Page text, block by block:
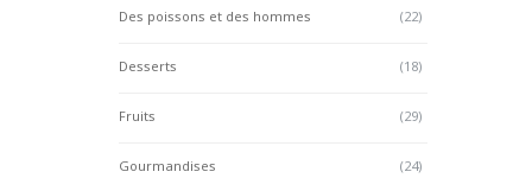
Des poissons et des hommes (22)
Desserts (18)
Fruits (29)
Gourmandises (24)